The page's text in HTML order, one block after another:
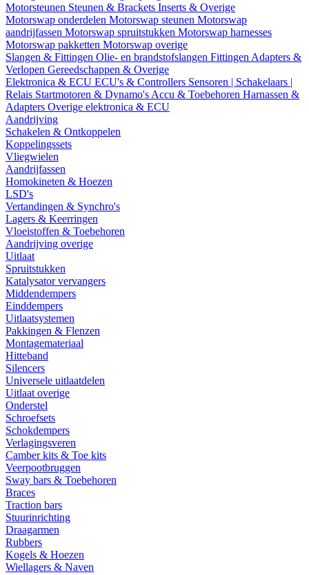
Motorsteunen Steunen & Brackets Inserts & Overige
Motorswap onderdelen Motorswap steunen Motorswap
aandrijfassen Motorswap spruitstukken Motorswap harnesses
Motorswap pakketten Motorswap overige
Slangen & Fittingen Olie- en brandstofslangen Fittingen Adapters &
Verlopen Gereedschappen & Overige
Elektronica & ECU ECU's & Controllers Sensoren | Schakelaars |
Relais Startmotoren & Dynamo's Accu & Toebehoren Harnassen &
Adapters Overige elektronica & ECU
Aandrijving
Schakelen & Ontkoppelen
Koppelingssets
Vliegwielen
Aandrijfassen
Homokineten & Hoezen
LSD's
Vertandingen & Synchro's
Lagers & Keerringen
Vloeistoffen & Toebehoren
Aandrijving overige
Uitlaat
Spruitstukken
Katalysator vervangers
Middendempers
Einddempers
Uitlaatsystemen
Pakkingen & Flenzen
Montagemateriaal
Hitteband
Silencers
Universele uitlaatdelen
Uitlaat overige
Onderstel
Schroefsets
Schokdempers
Verlagingsveren
Camber kits & Toe kits
Veerpootbruggen
Sway bars & Toebehoren
Braces
Traction bars
Stuurinrichting
Draagarmen
Rubbers
Kogels & Hoezen
Wiellagers & Naven